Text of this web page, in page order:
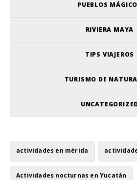
PUEBLOS
RIVIERA MAYA
TIPS VIAJEROS
TURISMO DE
actividades en mérida
Actividades nocturnas en Yucatán